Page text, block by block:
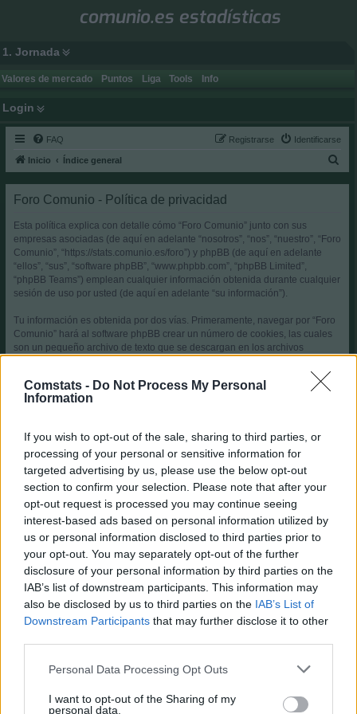
Comstats - Do Not Process My Personal
Information
If you wish to opt-out of the sale, sharing to third parties, or
processing of your personal or sensitive information for
targeted advertising by us, please use the below opt-out
section to confirm your selection. Please note that after your
opt-out request is processed you may continue seeing
interest-based ads based on personal information utilized by
us or personal information disclosed to third parties prior to
your opt-out. You may separately opt-out of the further
disclosure of your personal information by third parties on the
IAB’s list of downstream participants. This information may
also be disclosed by us to third parties on the IAB’s List of
Downstream Participants that may further disclose it to other
Personal Data Processing Opt Outs
I want to opt-out of the Sharing of my
personal data.
comunio.es estadísticas
1. Jornada
Valores de mercado Puntos Liga Tools Info
Login
FAQ Identificarse
Registrarse
Inicio Índice general
Foro Comunio - Política de privacidad
Esta política explica con detalle cómo “Foro Comunio” junto con sus
empresas asociadas (de aquí en adelante “nosotros”, “nos”, “nuestro”, “Foro
Comunio”, “https://stats.comunio.es/foro”) y phpBB (de aquí en adelante
“ellos”, “sus”, “software phpBB”, “www.phpbb.com”, “phpBB Limited”,
“phpBB Teams”) emplean cualquier información obtenida durante cualquier
sesión de uso por usted (de aquí en adelante “su información”).
Tu información es obtenida por dos vías. Primeramente, navegar por “Foro
Comunio” hará al software phpBB crear un número de cookies, las cuales
son un pequeño archivo de texto que se descargan en los archivos
contienen un identificador de usuario (de aquí en adelante “user-id”) y un
identificador de sesión anónima (de aquí en adelante “session-id”),
automáticamente asignada a usted por el software phpBB. Una tercera
su experiencia de usuario.
Además podemos crear cookies externas al software phpBB mientras
navega por “Foro Comunio”, las cuales exceden el alcance de este
documento que solamente se refiere a las páginas creadas por el software
phpBB. La segunda vía mediante la que obtenemos su información es
mediante lo que usted envía. Esto puede ser, y no limitado a: envíos como
usuario anónimo (de aquí en adelante “envíos anónimos”), su registro en
“Foro Comunio” (de aquí en adelante “su cuenta”) y mensajes enviados por
usted después de registrarse y mientras se haya identificado (de aquí en
adelante “sus mensajes”).
Tu cuenta como mínimo constará de un nombre único de identificación (de
aquí en adelante “su nombre de usuario”), una contraseña personal
una dirección de email personal válida (de aquí en adelante “su email”). La
de protección de datos aplicables en el país en el que estamos instalados.
su dirección de e-mail requerida por “Foro Comunio” durante el proceso de